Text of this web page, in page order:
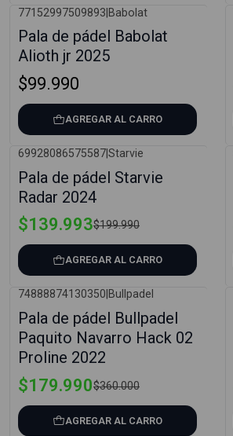
77152997509893 Babolat
Pala de pádel Babolat
Alioth jr 2025
$99.990
AGREGAR AL CARRO
69928086575587Starvie
Pala de pádel Starvie
Radar 2024
$139.993$199.990
AGREGAR AL CARRO
74888874130350 Bullpadel
Pala de pádel Bullpadel
Paquito Navarro Hack 02
Proline 2022
$179.990$360.000
AGREGAR AL CARRO